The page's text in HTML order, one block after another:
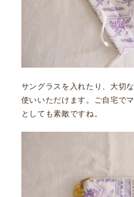
サングラスを入れたり、大切
使いいただけます。ご自宅で
としても素敵ですね。